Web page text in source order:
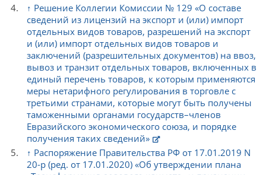
↑ Решение Коллегии Комиссии № 129 «О составе
сведений из лицензий на экспорт и (или) импорт
отдельных видов товаров, разрешений на экспорт
и (или) импорт отдельных видов товаров и
заключений (разрешительных документов) на ввоз,
вывоз и транзит отдельных товаров, включенных в
единый перечень товаров, к которым применяются
меры нетарифного регулирования в торговле с
третьими странами, которые могут быть получены
таможенными органами государств–членов
Евразийского экономического союза, и порядке
получения таких сведений»
↑ Распоряжение Правительства РФ от 17.01.2019 N
20-р (ред. от 17.01.2020) «Об утверждении плана